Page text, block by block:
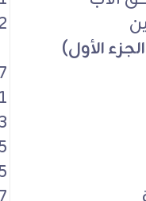
الأول)